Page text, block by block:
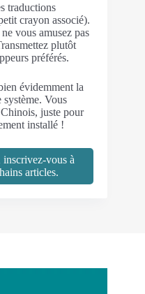
traductions
crayon associé).
vous amusez pas
plutôt
préférés.
évidemment la
système. Vous
juste pour
installé !
inscrivez-vous à
articles.